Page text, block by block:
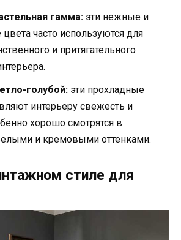
гамма: эти нежные и
часто используются для
и притягательного
голубой: эти прохладные
интерьеру свежесть и
хорошо смотрятся в
и кремовыми оттенками.
стиле для